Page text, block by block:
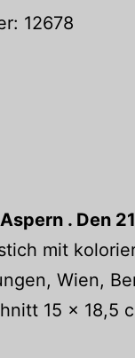
12678
. Den
mit
Wien,
15 x 18,5